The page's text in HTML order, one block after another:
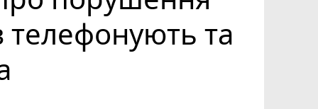
телефонують та